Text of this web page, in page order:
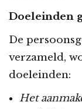
Doeleinden
De
verzameld,
doeleinden:
Het